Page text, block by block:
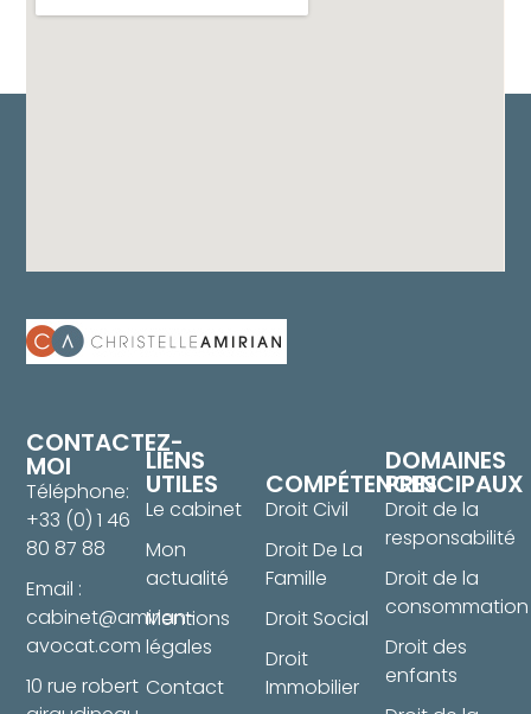
CONTACTEZ-
MOI
Téléphone:
+33 (0) 1 46
80 87 88
Email :
cabinet@amirian-
avocat.com
10 rue robert
LIENS
UTILES
Le cabinet
Mon
actualité
Mentions
légales
Contact
COMPÉTENCES
Droit Civil
Droit De La
Famille
Droit Social
Droit
Immobilier
DOMAINES
PRINCIPAUX
Droit de la
responsabilité
Droit de la
consommation
Droit des
enfants